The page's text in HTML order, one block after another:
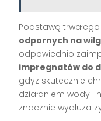
Podstawą
odpornych na
odpowiednio
impregnatów do
gdyż skutecznie
działaniem wody i
znacznie wydłuża